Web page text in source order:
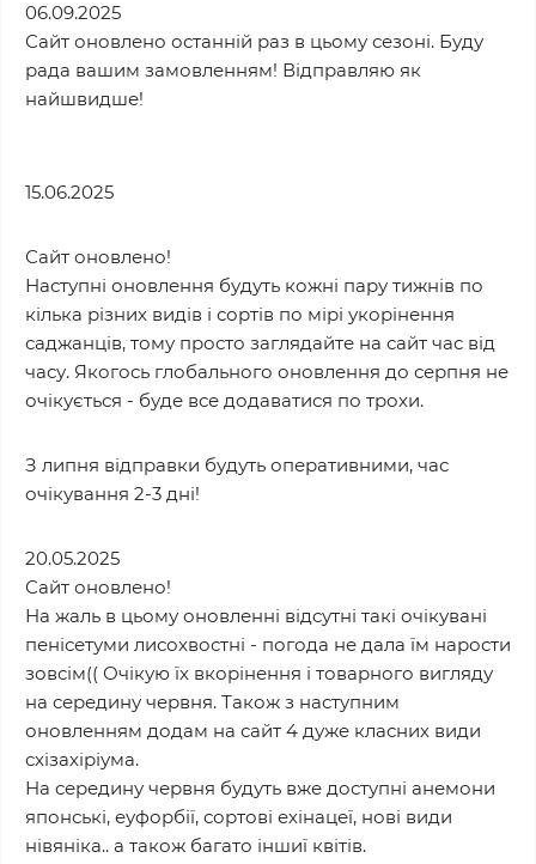
06.09.2025
Сайт оновлено останній раз в цьому сезоні. Буду
рада вашим замовленням! Відправляю як
найшвидше!
15.06.2025
Сайт оновлено!
Наступні оновлення будуть кожні пару тижнів по
кілька різних видів і сортів по мірі укорінення
саджанців, тому просто заглядайте на сайт час від
часу. Якогось глобального оновлення до серпня не
очікується - буде все додаватися по трохи.
З липня відправки будуть оперативними, час
очікування 2-3 дні!
20.05.2025
Сайт оновлено!
На жаль в цьому оновленні відсутні такі очікувані
пенісетуми лисохвостні - погода не дала їм нарости
зовсім(( Очікую їх вкорінення і товарного вигляду
на середину червня. Також з наступним
оновленням додам на сайт 4 дуже класних види
схізахіріума.
На середину червня будуть вже доступні анемони
японські, еуфорбії, сортові ехінацеї, нові види
нівяніка.. а також багато іншиї квітів.